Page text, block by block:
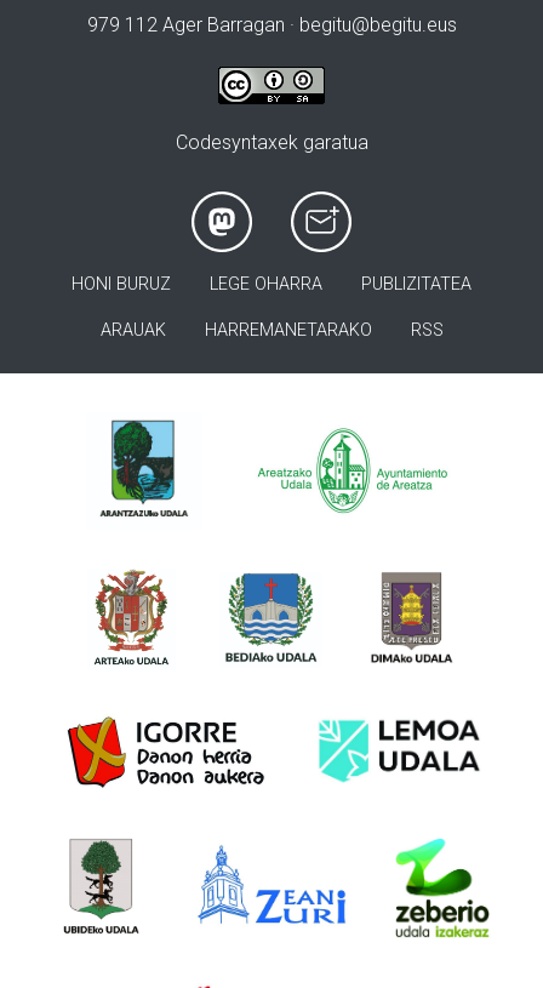
979 112 Ager Barragan · begitu@begitu.eus
Codesyntaxek garatua
HONI BURUZ LEGE OHARRA PUBLIZITATEA
ARAUAK HARREMANETARAKO RSS